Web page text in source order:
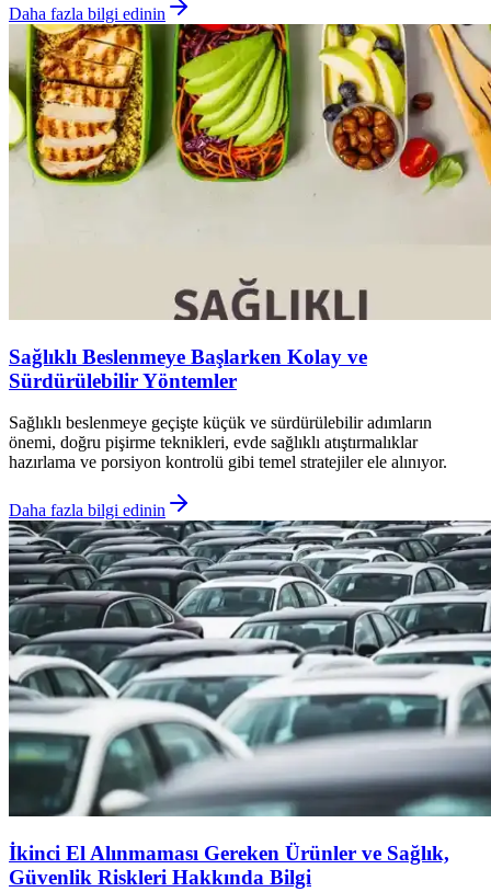
Daha fazla bilgi edinin
Sağlıklı Beslenmeye Başlarken Kolay ve
Sürdürülebilir Yöntemler
Sağlıklı beslenmeye geçişte küçük ve sürdürülebilir adımların
önemi, doğru pişirme teknikleri, evde sağlıklı atıştırmalıklar
hazırlama ve porsiyon kontrolü gibi temel stratejiler ele alınıyor.
Daha fazla bilgi edinin
İkinci El Alınmaması Gereken Ürünler ve Sağlık,
Güvenlik Riskleri Hakkında Bilgi